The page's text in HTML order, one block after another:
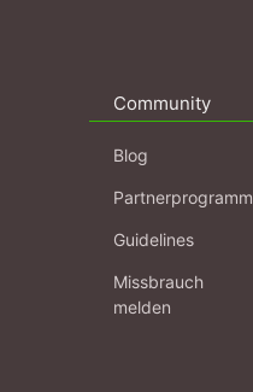
Community
Blog
Partnerprogramm
Guidelines
Missbrauch
melden